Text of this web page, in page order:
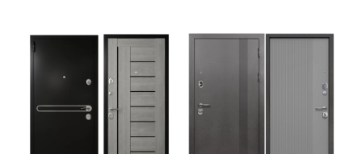
30,000.00 ₽.